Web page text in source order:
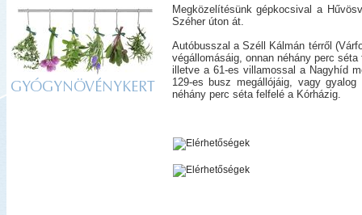
GYÓGYNÖVÉNYKERT
Megközelítésünk gépkocsival a
Széher úton át.
Autóbusszal a Széll Kálmán térről
végállomásáig, onnan néhány perc
illetve a 61-es villamossal a Nagyhíd
129-es busz megállójáig, vagy
néhány perc séta felfelé a Kórházig.